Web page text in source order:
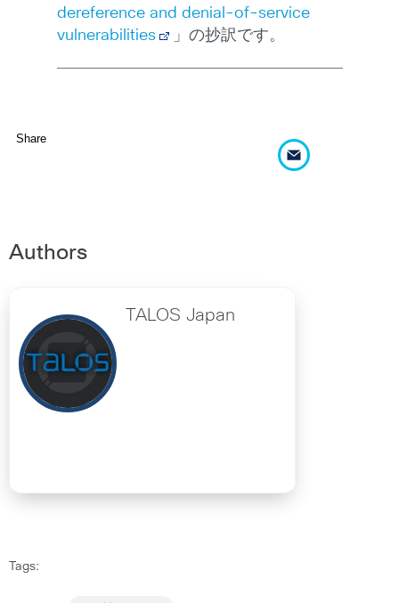
dereference and denial-of-service
vulnerabilities
」の抄訳です。
Share
Authors
TALOS Japan
Tags: